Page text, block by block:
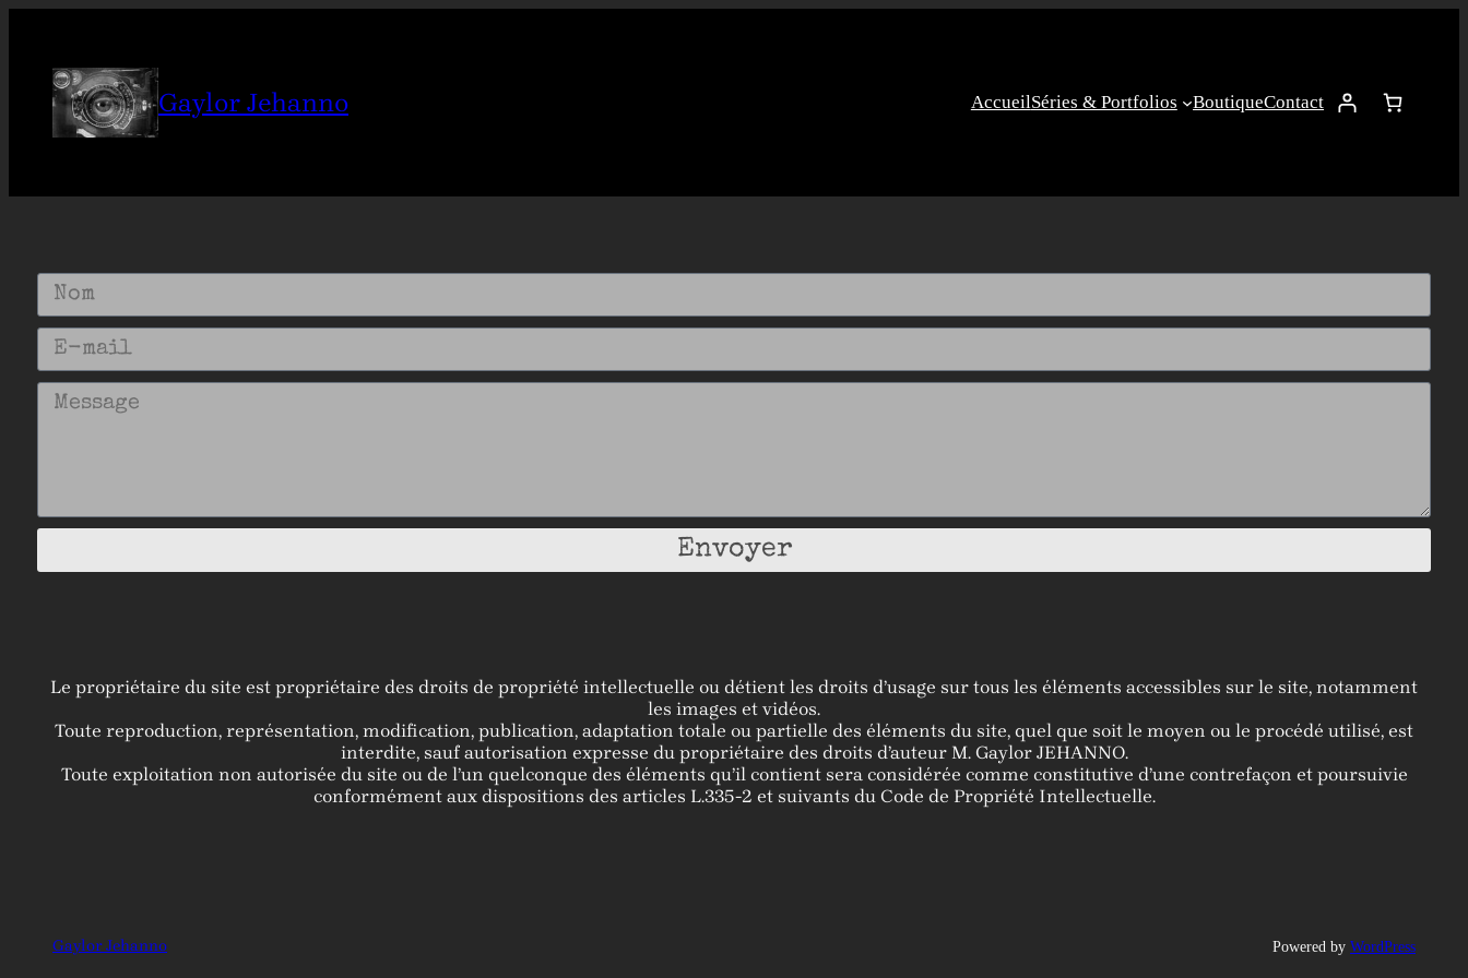
Gaylor Jehanno AccueilSéries & Portfolios BoutiqueContact
Envoyer
Le propriétaire du site est propriétaire des droits de propriété intellectuelle ou détient les droits d’usage sur tous les éléments accessibles sur le site, notamment
les images et vidéos.
Toute reproduction, représentation, modification, publication, adaptation totale ou partielle des éléments du site, quel que soit le moyen ou le procédé utilisé, est
interdite, sauf autorisation expresse du propriétaire des droits d’auteur M. Gaylor JEHANNO.
Toute exploitation non autorisée du site ou de l’un quelconque des éléments qu’il contient sera considérée comme constitutive d’une contrefaçon et poursuivie
conformément aux dispositions des articles L.335-2 et suivants du Code de Propriété Intellectuelle.
Gaylor Jehanno Powered by WordPress